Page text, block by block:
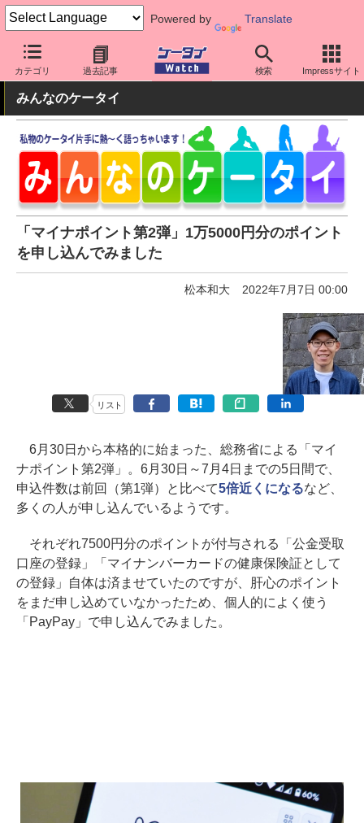
Powered by Translate
カテゴリ 過去記事 検索 Impressサイト
ケータイ Watch 業界動向 政策
みんなのケータイ
「マイナポイント第2弾」1万5000円分のポイント
を申し込んでみました
松本和大 2022年7月7日 00:00
リスト
6月30日から本格的に始まった、総務省による「マイ
ナポイント第2弾」。6月30日～7月4日までの5日間で、
申込件数は前回（第1弾）と比べて5倍近くになるなど、
多くの人が申し込んでいるようです。
それぞれ7500円分のポイントが付与される「公金受取
口座の登録」「マイナンバーカードの健康保険証として
の登録」自体は済ませていたのですが、肝心のポイント
をまだ申し込めていなかったため、個人的によく使う
「PayPay」で申し込んでみました。